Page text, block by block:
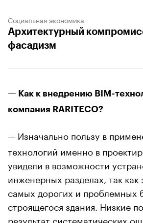
Социальная экономика
Архитектурный
фасадизм
— Как к внедрению BIM-
компания RARITECO?
—Изначально пользу в
технологий именно в
увидели в возможности
инженерных разделах, так как
самых дорогих и проблемных
строящегося здания. Низкие
результат систематических